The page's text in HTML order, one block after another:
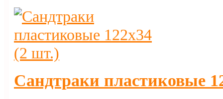
Сандтраки пластиковые